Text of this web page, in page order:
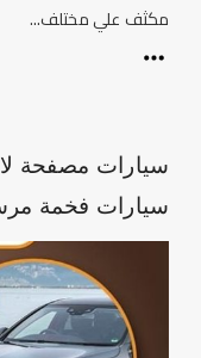
مكثف علي مختلف...
سيارات مصفحة
سيارات فخمة